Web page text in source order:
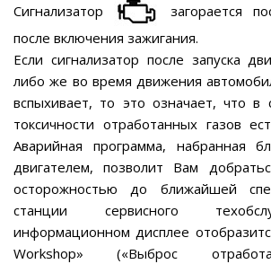
Сигнализатор
загорается
после включения зажигания.
Если сигнализатор после запуска
либо же во время движения
вспыхивает, то это означает, что в
токсичности отработанных газов
Аварийная программа, набранная
двигателем, позволит Вам
осторожностью до ближайшей
станции сервисного
информационном дисплее
Workshop» («Выброс